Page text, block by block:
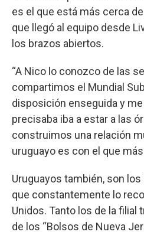
es el que está más cerca
que llegó al equipo desde
los brazos abiertos.
“A Nico lo conozco de las
compartimos el Mundial
disposición enseguida y
precisaba iba a estar a las
construimos una relación
uruguayo es con el que
Uruguayos también, son los
que constantemente lo
Unidos. Tanto los de la filial
de los “Bolsos de Nueva